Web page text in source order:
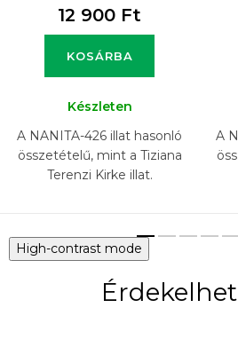
12 900 Ft
KOSÁRBA
Készleten
A NANITA-426 illat hasonló
összetételű, mint a Tiziana
Terenzi Kirke illat.
A
High-contrast mode